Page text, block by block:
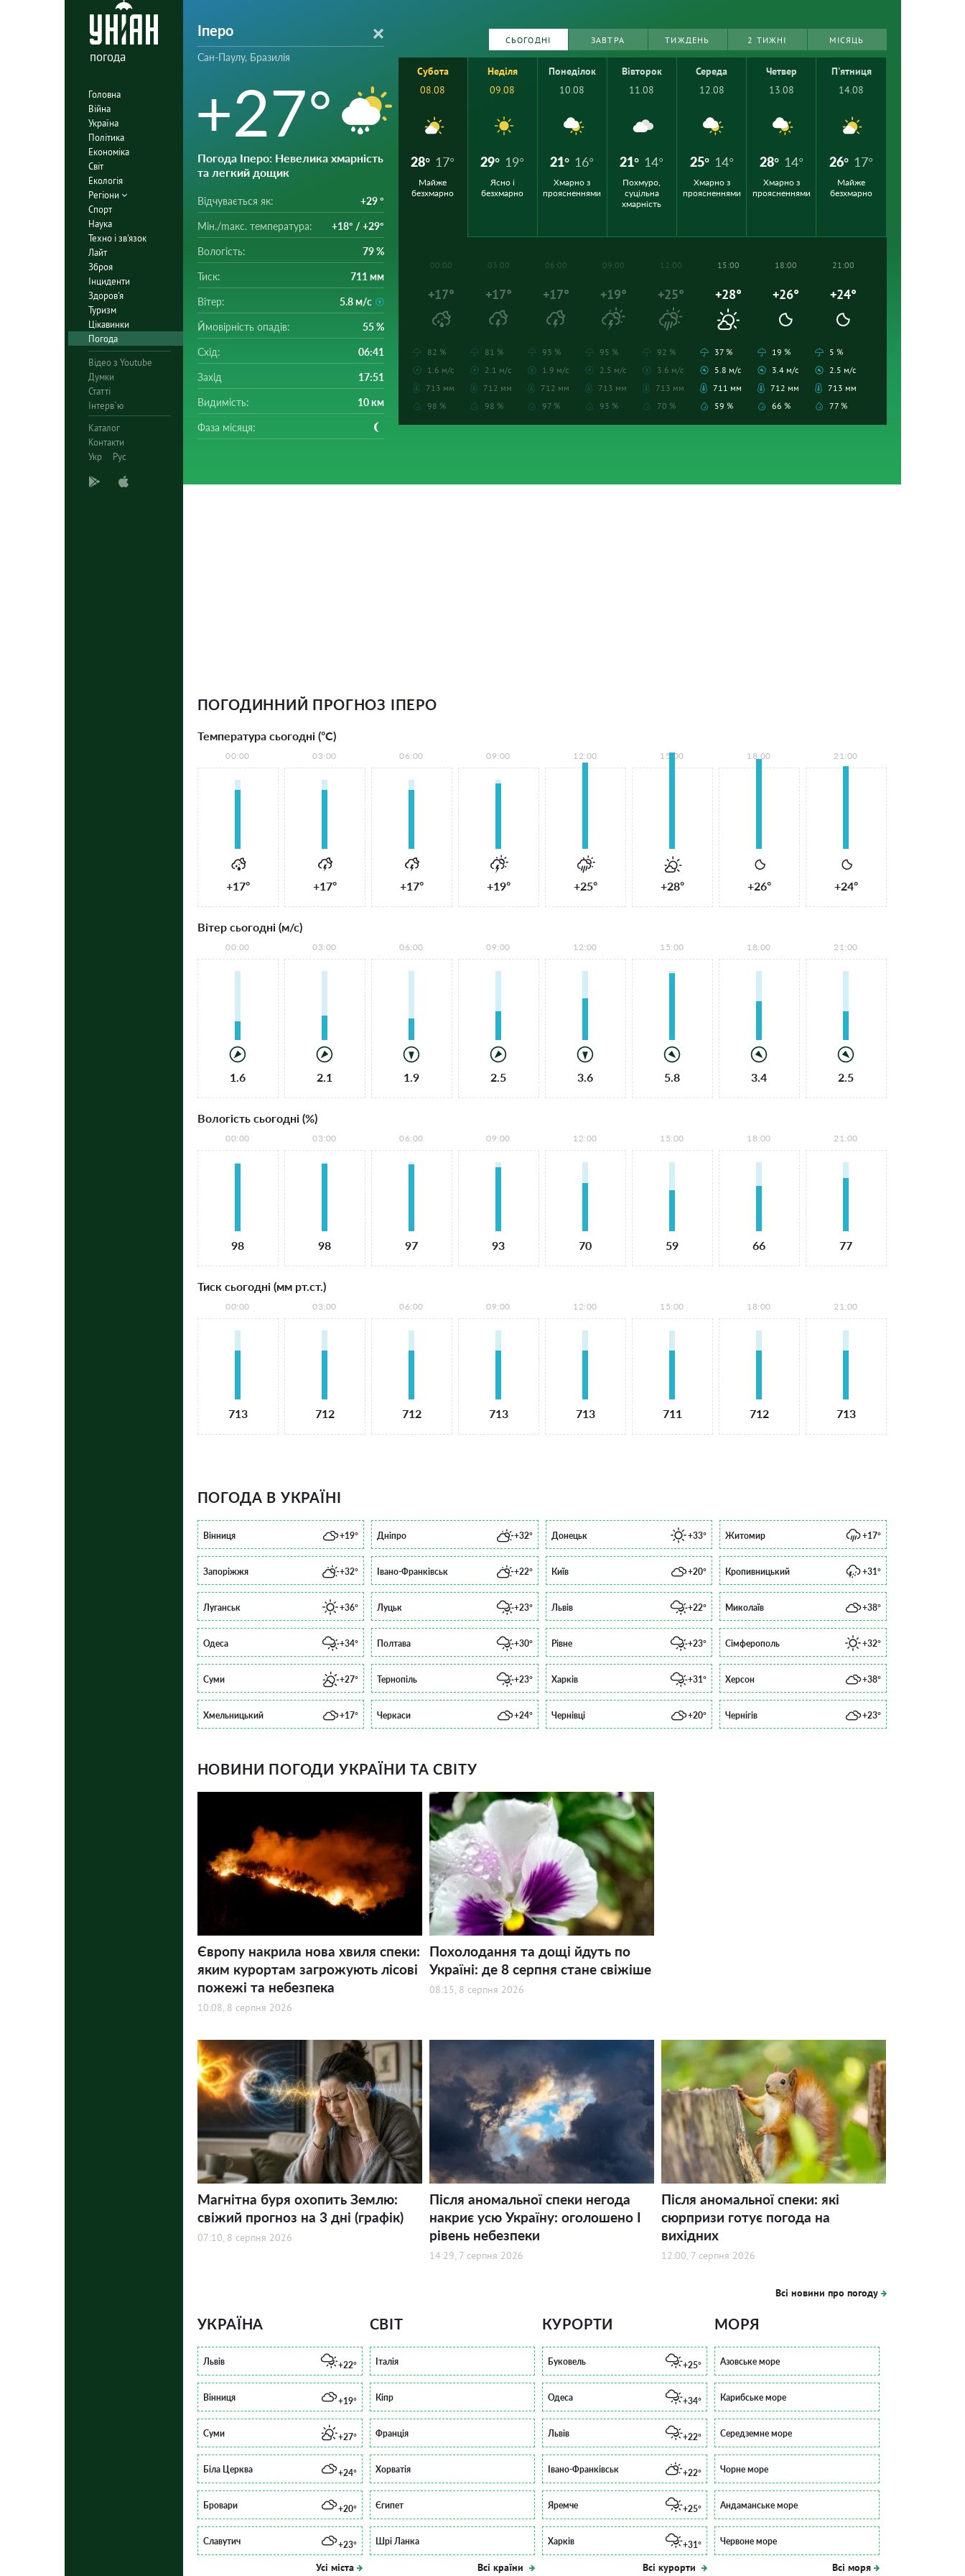
погода
Головна
Війна
Україна
Політика
Економіка
Світ
Екологія
Регіони
Спорт
Наука
Техно і зв'язок
Лайт
Зброя
Інциденти
Здоров'я
Туризм
Цікавинки
Погода
Відео з Youtube
Думки
Статті
Інтерв`ю
Каталог
Контакти
Укр
Рус
Іперо
Сан-Паулу, Бразилія
+27°
Погода Іперо: Невелика хмарність
та легкий дощик
Відчувається як: +29 °
Мін./mакс. температура: +18° / +29°
Вологість: 79 %
Тиск: 711 мм
Вітер: 5.8 м/с
Ймовірність опадів: 55 %
Схід: 06:41
Захід 17:51
Видимість: 10 км
Фаза місяця:
СЬОГОДНІ ЗАВТРА ТИЖДЕНЬ 2 ТИЖНІ МІСЯЦЬ
Субота
08.08
28° 17°
Майже
безхмарно
Неділя
09.08
29° 19°
Ясно і
безхмарно
Понеділок
10.08
21° 16°
Хмарно з
проясненнями
Вівторок
11.08
21° 14°
Похмуро,
суцільна
хмарність
Середа
12.08
25° 14°
Хмарно з
проясненнями
Четвер
13.08
28° 14°
Хмарно з
проясненнями
П'ятниця
14.08
26° 17°
Майже
безхмарно
00:00
+17°
82 %
1.6 м/с
713 мм
98 %
03:00
+17°
81 %
2.1 м/с
712 мм
98 %
06:00
+17°
93 %
1.9 м/с
712 мм
97 %
09:00
+19°
95 %
2.5 м/с
713 мм
93 %
12:00
+25°
92 %
3.6 м/с
713 мм
70 %
15:00
+28°
37 %
5.8 м/с
711 мм
59 %
18:00
+26°
19 %
3.4 м/с
712 мм
66 %
21:00
+24°
5 %
2.5 м/с
713 мм
77 %
ПОГОДИННИЙ ПРОГНОЗ ІПЕРО
Температура сьогодні (°С)
00:00
+17°
03:00
+17°
06:00
+17°
09:00
+19°
12:00
+25°
15:00
+28°
18:00
+26°
21:00
+24°
Вітер сьогодні (м/с)
00:00
1.6
03:00
2.1
06:00
1.9
09:00
2.5
12:00
3.6
15:00
5.8
18:00
3.4
21:00
2.5
Вологість сьогодні (%)
00:00
98
03:00
98
06:00
97
09:00
93
12:00
70
15:00
59
18:00
66
21:00
77
Тиск сьогодні (мм рт.ст.)
00:00
713
03:00
712
06:00
712
09:00
713
12:00
713
15:00
711
18:00
712
21:00
713
ПОГОДА В УКРАЇНІ
Вінниця +19° Дніпро +32° Донецьк +33° Житомир +17°
Запоріжжя +32° Івано-Франківськ +22° Київ +20° Кропивницький +31°
Луганськ +36° Луцьк +23° Львів +22° Миколаїв +38°
Одеса +34° Полтава +30° Рівне +23° Сімферополь +32°
Суми +27° Тернопіль +23° Харків +31° Херсон +38°
Хмельницький +17° Черкаси +24° Чернівці +20° Чернігів +23°
НОВИНИ ПОГОДИ УКРАЇНИ ТА СВІТУ
Європу накрила нова хвиля спеки:
яким курортам загрожують лісові
пожежі та небезпека
10:08, 8 серпня 2026
Похолодання та дощі йдуть по
Україні: де 8 серпня стане свіжіше
08:15, 8 серпня 2026
Магнітна буря охопить Землю:
свіжий прогноз на 3 дні (графік)
07:10, 8 серпня 2026
Після аномальної спеки негода
накриє усю Україну: оголошено І
рівень небезпеки
14:29, 7 серпня 2026
Після аномальної спеки: які
сюрпризи готує погода на
вихідних
12:00, 7 серпня 2026
Всі новини про погоду
УКРАЇНА
Львів +22°
Вінниця +19°
Суми +27°
Біла Церква +24°
Бровари +20°
Славутич +23°
Усі міста
СВІТ
Італія
Кіпр
Франція
Хорватія
Єгипет
Шрі Ланка
Всі країни
КУРОРТИ
Буковель +25°
Одеса +34°
Львів +22°
Івано-Франківськ +22°
Яремче +25°
Харків +31°
Всі курорти
МОРЯ
Азовське море
Карибське море
Середземне море
Чорне море
Андаманське море
Червоне море
Всі моря